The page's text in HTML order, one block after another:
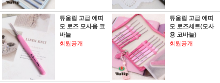
튜울립 고급 에띠
모 로즈 모사용 코
바늘
회원공개
튜울립 고급 에띠
모 로즈세트(모사
용 코바늘)
회원공개